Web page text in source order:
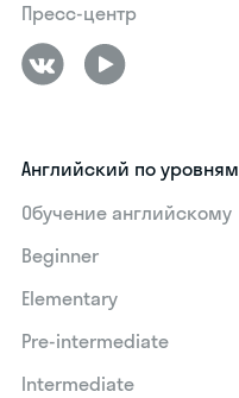
Пресс-центр
Английский по уровням
Обучение английскому
Beginner
Elementary
Pre-intermediate
Intermediate